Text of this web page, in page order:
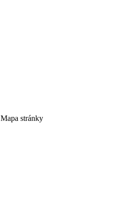
Mapa stránky